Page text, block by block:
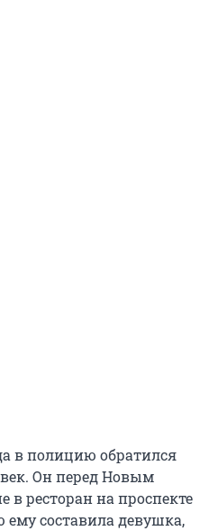
в полицию обратился
Он перед Новым
в ресторан на проспекте
составила девушка,